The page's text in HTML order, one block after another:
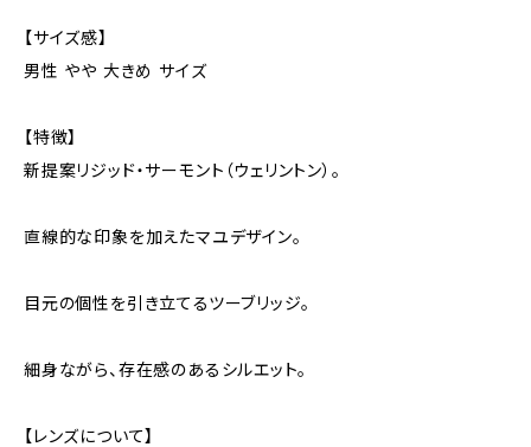
【サイズ感】
男性 やや 大きめ サイズ
【特徴】
新提案リジッド・サーモント（ウェリントン）。
直線的な印象を加えたマユデザイン。
目元の個性を引き立てるツーブリッジ。
細身ながら、存在感のあるシルエット。
【レンズについて】